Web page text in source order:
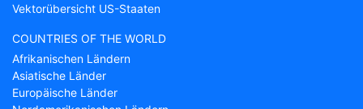
Vektorübersicht US-Staaten
COUNTRIES OF THE WORLD
Afrikanischen Ländern
Asiatische Länder
Europäische Länder